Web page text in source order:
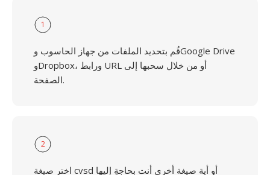
1
قُم بتحديد الملفات من جهاز الحاسوب وGoogle Drive
وDropbox، ورابط URL أو من خلال سحبها إلى
الصفحة.
2
اختر صيغة cvsd أو أية صيغة أخرى أنت بحاجةٍ إليها